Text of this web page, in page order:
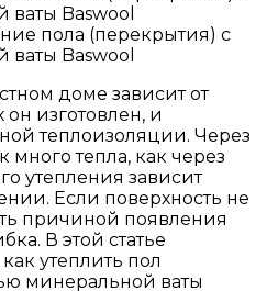
пола (перекрытия) с
Baswool
доме зависит от
он изготовлен, и
теплоизоляции. Через
много тепла, как через
утепления зависит
Если поверхность не
причиной появления
В этой статье
утеплить пол
минеральной ваты